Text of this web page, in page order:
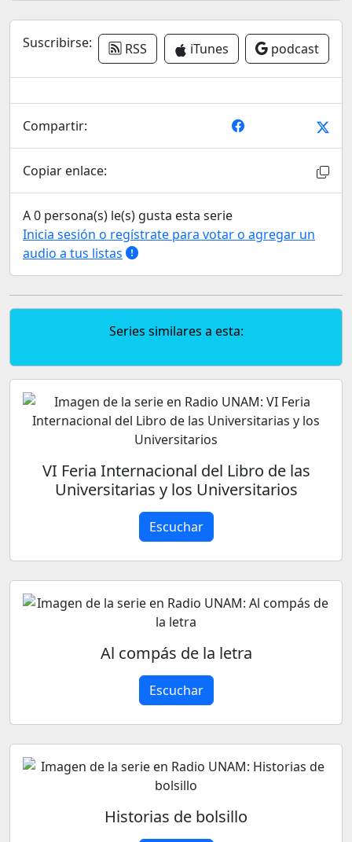
Suscribirse: RSS iTunes podcast
Compartir:
Copiar enlace:
A 0 persona(s) le(s) gusta esta serie
Inicia sesión o regístrate para votar o agregar un
audio a tus listas
Series similares a esta:
VI Feria Internacional del Libro de las
Universitarias y los Universitarios
Escuchar
Al compás de la letra
Escuchar
Historias de bolsillo